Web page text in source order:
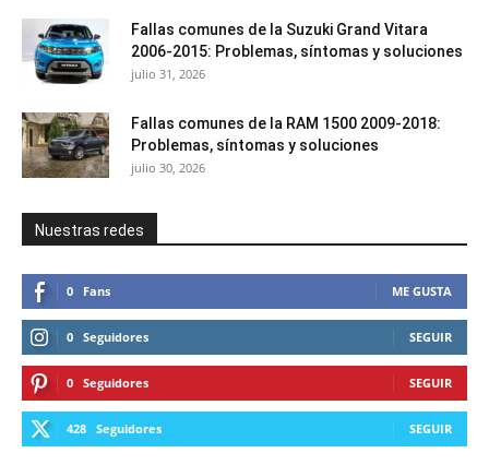
Fallas comunes de la Suzuki Grand Vitara
2006-2015: Problemas, síntomas y soluciones
julio 31, 2026
Fallas comunes de la RAM 1500 2009-2018:
Problemas, síntomas y soluciones
julio 30, 2026
Nuestras redes
0 Fans ME GUSTA
0 Seguidores SEGUIR
0 Seguidores SEGUIR
428 Seguidores SEGUIR